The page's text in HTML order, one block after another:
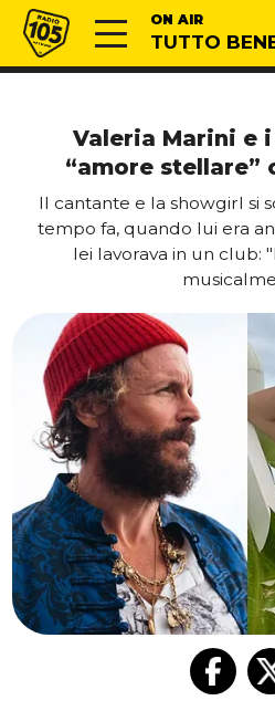
Vai al contenuto
Radio 105 ON AIR
TUTTO
Valeria Marini e
“amore stellare”
Il cantante e la showgirl si
tempo fa, quando lui era
lei lavorava in un club: